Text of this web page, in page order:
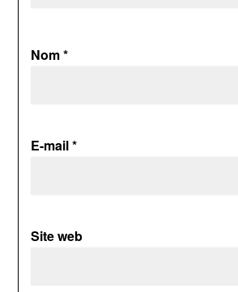
Nom*
E-mail*
Site web